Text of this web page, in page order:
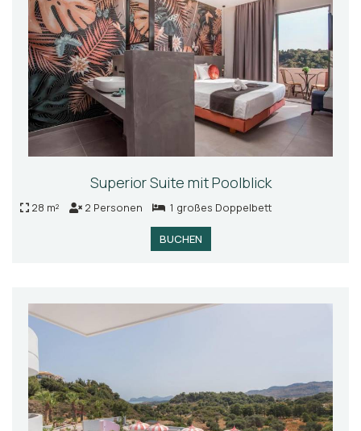
Superior Suite mit Poolblick
28 m² 2 Personen 1 großes Doppelbett
BUCHEN